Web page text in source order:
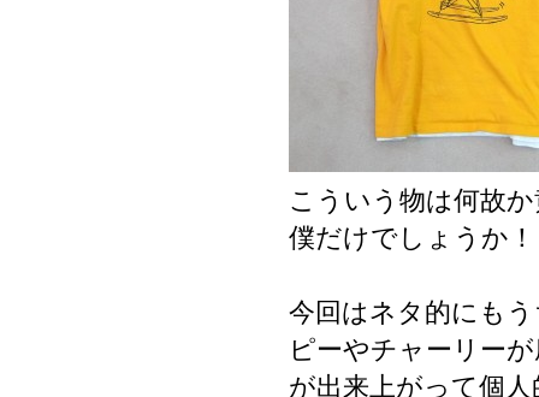
こういう物は何故
僕だけでしょうか
今回はネタ的にも
ピーやチャーリー
が出来上がって個